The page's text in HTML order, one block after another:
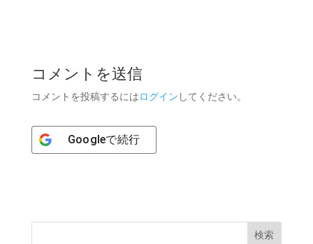
コメントを送信
コメントを投稿するにはログイン してください。
Googleで続行
検索